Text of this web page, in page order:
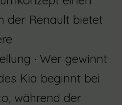
der Renault bietet
· Wer gewinnt
Kia beginnt bei
während der